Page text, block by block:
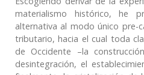
materialismo histórico, he
alternativa al modo único pre-
tributario, hacia el cual toda
de Occidente –la
desintegración, el